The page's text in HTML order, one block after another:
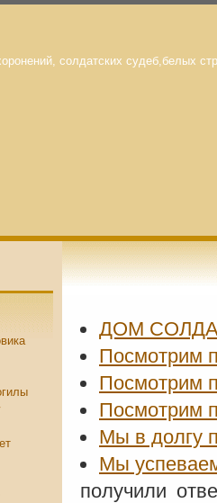
солдатских судеб,белых
ДОМ
Посмотрим
Посмотрим
Посмотрим
Мы в долгу
Мы
получили